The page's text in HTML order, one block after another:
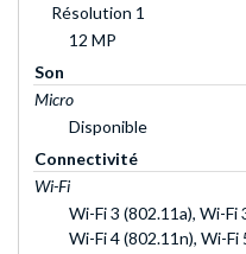
Résolution 1
12 MP
Son
Micro
Disponible
Connectivité
Wi-Fi
Wi-Fi 3 (802.11a), Wi-Fi
Wi-Fi 4 (802.11n), Wi-Fi